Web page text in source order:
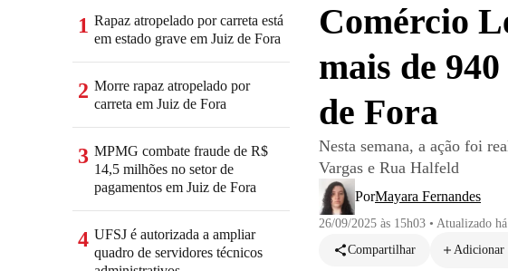
Comércio
mais de
de Fora
Nesta semana, a ação foi
Vargas e Rua Halfeld
PorMayara Fernandes
26/09/2025 às 15h03 • Atualizado
Compartilhar
Adicionar
1 Rapaz atropelado por carreta está
em estado grave em Juiz de Fora
2 Morre rapaz atropelado por
carreta em Juiz de Fora
3 MPMG combate fraude de R$
14,5 milhões no setor de
pagamentos em Juiz de Fora
4 UFSJ é autorizada a ampliar
quadro de servidores técnicos